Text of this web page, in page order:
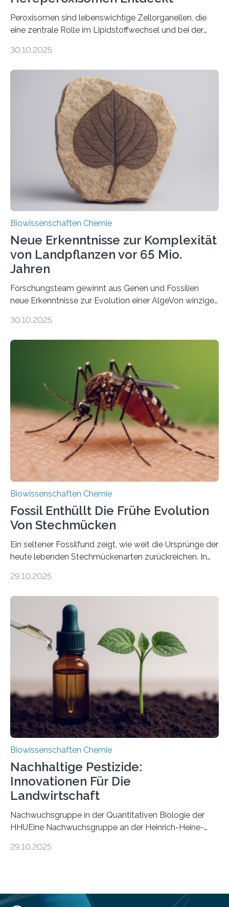
Peroxisomen sind lebenswichtige Zellorganellen, die
eine zentrale Rolle im Lipidstoffwechsel und bei der
erfüllen können, müssen zahlreiche Enzyme präzise in
der Ruhr-Universität Bochum um Prof. Dr. Ralf Erdmann
und Dr. Ismaila Francis Yusuf hat nun einen bislang
unbekannten Qualitätskontrollmechanismus des
peroxisomalen Proteintransports in der Bäckerhefe
Saccharomyces cerevisiae entdeckt, der für die
Funktionsfähigkeit der Organellen entscheidend ist. Die
Studie wurde am 28. Oktober 2025 in der
Fachzeitschrift…
30.10.2025
Biowissenschaften Chemie
Neue Erkenntnisse zur Komplexität
von Landpflanzen vor 65 Mio.
Jahren
Forschungsteam gewinnt aus Genen und Fossilien
neue Erkenntnisse zur Evolution einer AlgeVon winzigen
Landpflanzen zählen zu den komplexesten
Grünalgen, die vor Hunderten von Millionen Jahren
lebten. Unter den Vorfahren sticht eine Gruppe heraus,
die noch heute in der Natur vorkommt: die
Süßwasseralge Coleochaetophyceae. Einige Arten
dieser Gruppe bilden aus Zellfäden dichte Geflechte
mit scheibenförmiger Gestalt. Was auffällig ist: Die
nächsten…
30.10.2025
Biowissenschaften Chemie
Fossil Enthüllt Die Frühe Evolution
Von Stechmücken
Ein seltener Fossilfund zeigt, wie weit die Ursprünge der
heute lebenden Stechmückenarten zurückreichen. In
Forschende die bisher älteste bekannte Stechmücken-
Region Kachin in Myanmar und hat sich in
ausgezeichnetem Zustand erhalten. Es konnte als neue
Art einer neuen Gattung beschrieben werden und trägt
nun den Namen Cretosabethes primaevus. Dieser erste
fossile Nachweis einer Stechmückenlarve in Bernstein
stellt gleichzeitig den ersten Fossilfund einer
Mückenlarve aus dem Mesozoikum dar, denn…
29.10.2025
Biowissenschaften Chemie
Nachhaltige Pestizide:
Innovationen Für Die
Landwirtschaft
Nachwuchsgruppe in der Quantitativen Biologie der
HHUEine Nachwuchsgruppe an der Heinrich-Heine-
fünf Jahren erforschen, wie Bakterien auf
Insektenblume. Das Bundesministerium für Forschung,
29.10.2025